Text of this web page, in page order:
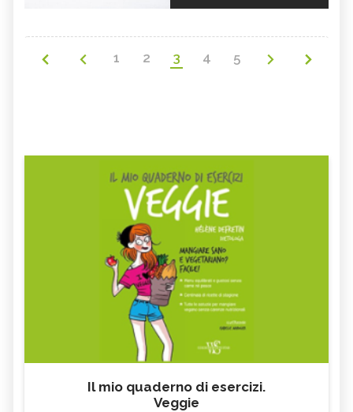
1 2 3 4 5
Il mio quaderno di esercizi.
Veggie